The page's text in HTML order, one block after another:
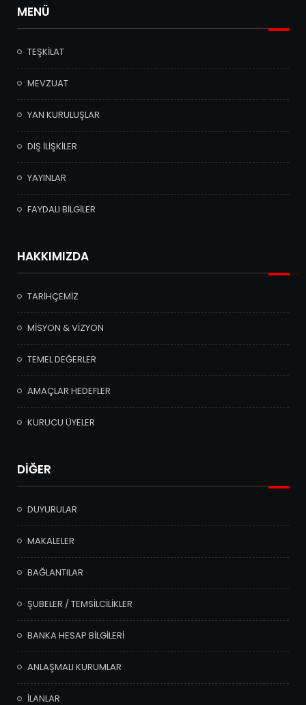
MENÜ
TEŞKİLAT
MEVZUAT
YAN KURULUŞLAR
DIŞ İLİŞKİLER
YAYINLAR
FAYDALI BİLGİLER
HAKKIMIZDA
TARİHÇEMİZ
MİSYON & VİZYON
TEMEL DEĞERLER
AMAÇLAR HEDEFLER
KURUCU ÜYELER
DİĞER
DUYURULAR
MAKALELER
BAĞLANTILAR
ŞUBELER / TEMSİLCİLİKLER
BANKA HESAP BİLGİLERİ
ANLAŞMALI KURUMLAR
İLANLAR